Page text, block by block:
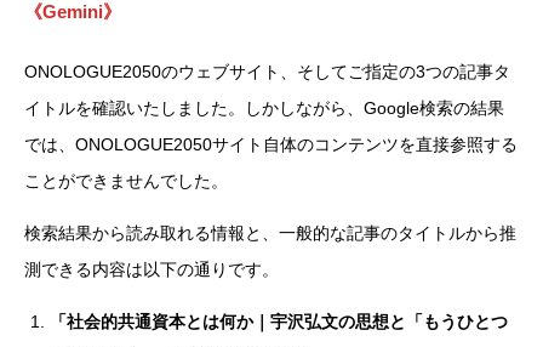
《Gemini》
ONOLOGUE2050のウェブサイト、そしてご指定の3つの記事タ
イトルを確認いたしました。しかしながら、Google検索の結果
では、ONOLOGUE2050サイト自体のコンテンツを直接参照する
ことができませんでした。
検索結果から読み取れる情報と、一般的な記事のタイトルから推
測できる内容は以下の通りです。
「社会的共通資本とは何か｜宇沢弘文の思想と「もうひとつ